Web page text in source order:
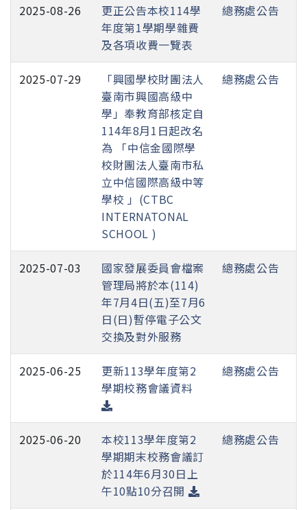
2025-08-26
更正公告本校114學
年度第1學期學雜費
及各項收費一覽表
總務處公告
2025-07-29
「興國學校財團法人
臺南市興國高級中
學」奉教育部核定自
114年8月1日起改名
為 「中信金國際學
校財團法人臺南市私
立中信國際高級中等
學校 」(CTBC
INTERNATONAL
SCHOOL )
總務處公告
2025-07-03
國家發展委員會檔案
管理局將於本(114)
年7月4日(五)至7月6
日(日)暫停電子公文
交換及對外服務
總務處公告
2025-06-25
更新113學年度第2
學期校務會議資料
總務處公告
2025-06-20
本校113學年度第2
學期期末校務會議訂
於114年6月30日上
午10點10分召開
總務處公告